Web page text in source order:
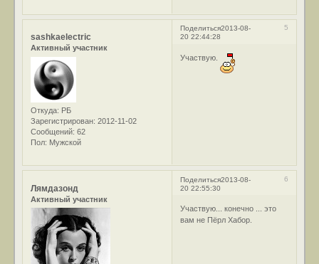
Поделиться 5
2013-08-
20 22:44:28
sashkaelectric
Активный участник
Откуда: РБ
Зарегистрирован: 2012-11-02
Сообщений: 62
Пол: Мужской
Участвую.
Поделиться 6
2013-08-
20 22:55:30
Лямдазонд
Активный участник
Участвую... конечно ... это
вам не Пёрл Хабор.